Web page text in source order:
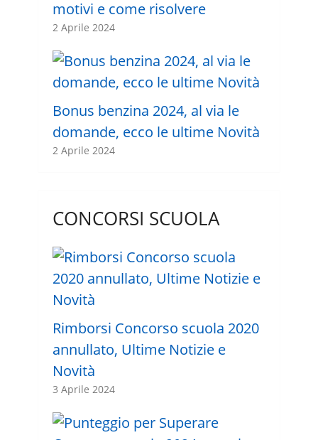
motivi e come risolvere
2 Aprile 2024
Bonus benzina 2024, al via le
domande, ecco le ultime Novità
2 Aprile 2024
CONCORSI SCUOLA
Rimborsi Concorso scuola 2020
annullato, Ultime Notizie e
Novità
3 Aprile 2024